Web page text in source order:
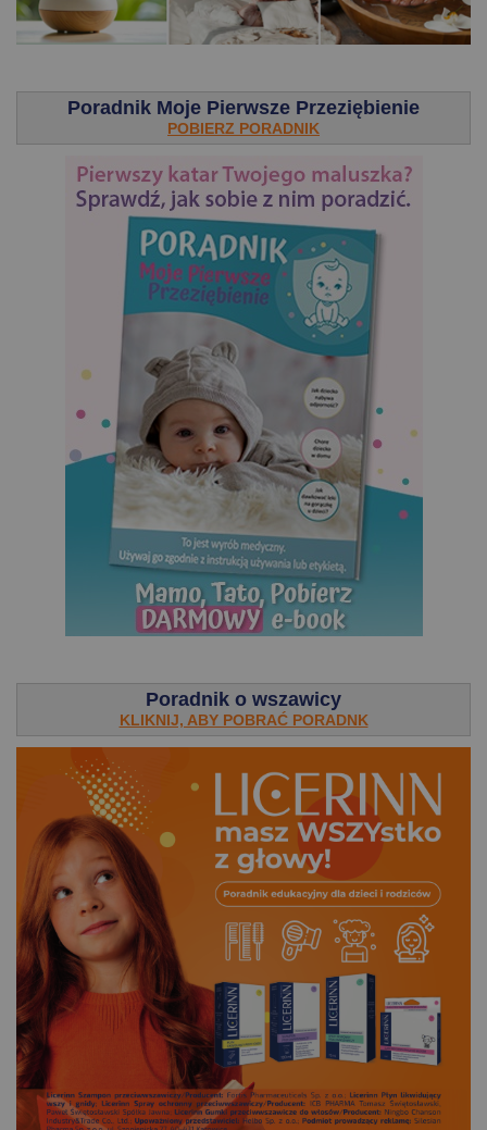
Poradnik Moje Pierwsze Przeziębienie
POBIERZ PORADNIK
Poradnik o wszawicy
KLIKNIJ, ABY POBRAĆ PORADNK